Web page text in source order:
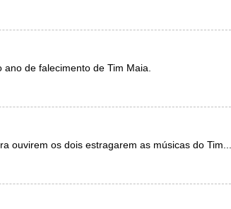
de falecimento de Tim Maia.
ouvirem os dois estragarem as músicas do Tim...